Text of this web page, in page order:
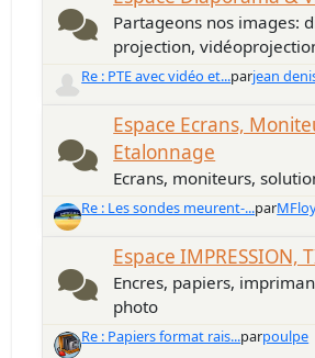
Partageons nos images:
projection,
Re : PTE avec vidéo et...parjean
Espace Ecrans,
Etalonnage
Ecrans, moniteurs,
Re : Les sondes meurent-...par
Espace IMPRESSION,
Encres, papiers,
photo
Re : Papiers format rais...parpoulpe